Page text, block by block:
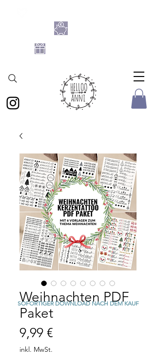
Weihnachten PDF
Paket
9,99 €
inkl. MwSt.
SOFORTIGER DOWNLOAD NACH DEM KAUF